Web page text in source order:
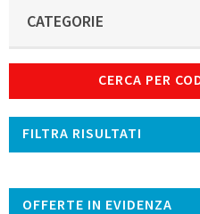
CATEGORIE
CERCA PER
FILTRA RISULTATI
OFFERTE IN EVIDENZA